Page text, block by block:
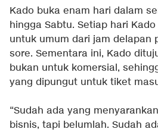
Kado buka enam hari dalam
hingga Sabtu. Setiap hari
untuk umum dari jam delapan
sore. Sementara ini, Kado
bukan untuk komersial,
yang dipungut untuk tiket
“Sudah ada yang
bisnis, tapi belumlah. Sudah